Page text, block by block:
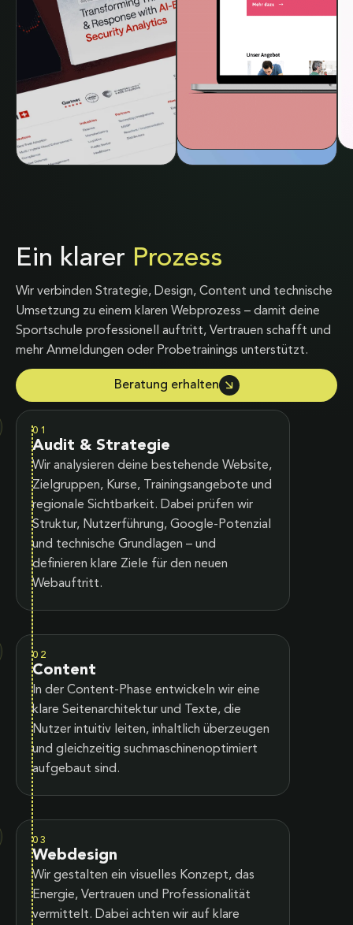
Ein klarer Prozess
Wir verbinden Strategie, Design, Content und technische
Umsetzung zu einem klaren Webprozess – damit deine
Sportschule professionell auftritt, Vertrauen schafft und
mehr Anmeldungen oder Probetrainings unterstützt.
Beratung erhalten
01
Audit & Strategie
Wir analysieren deine bestehende Website,
Zielgruppen, Kurse, Trainingsangebote und
regionale Sichtbarkeit. Dabei prüfen wir
Struktur, Nutzerführung, Google-Potenzial
und technische Grundlagen – und
definieren klare Ziele für den neuen
Webauftritt.
02
Content
In der Content-Phase entwickeln wir eine
klare Seitenarchitektur und Texte, die
Nutzer intuitiv leiten, inhaltlich überzeugen
und gleichzeitig suchmaschinenoptimiert
aufgebaut sind.
03
Webdesign
Wir gestalten ein visuelles Konzept, das
Energie, Vertrauen und Professionalität
vermittelt. Dabei achten wir auf klare